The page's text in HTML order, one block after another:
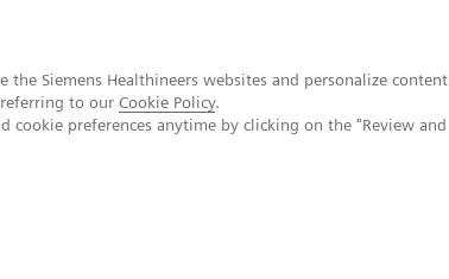
Siemens Healthineers websites and personalize content
to our Cookie Policy.
preferences anytime by clicking on the "Review and